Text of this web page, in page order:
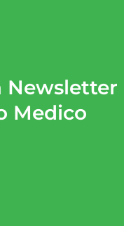
Newsletter
Medico